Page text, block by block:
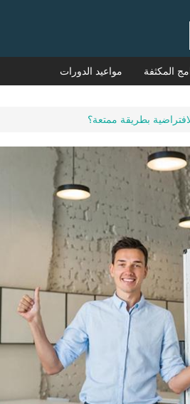
المكثفة مواعيد الدورات
بطريقة ممتعة؟